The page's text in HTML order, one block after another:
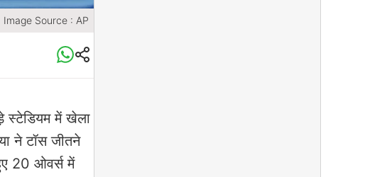
Image Source : AP
स्टेडियम में खेला
ने टॉस जीतने
20 ओवर्स में